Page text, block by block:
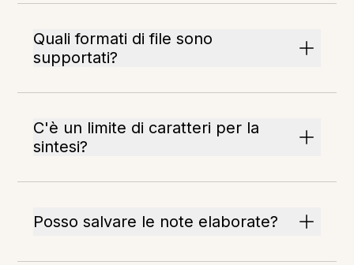
Quali formati di file sono
supportati?
C'è un limite di caratteri per la
sintesi?
Posso salvare le note elaborate?